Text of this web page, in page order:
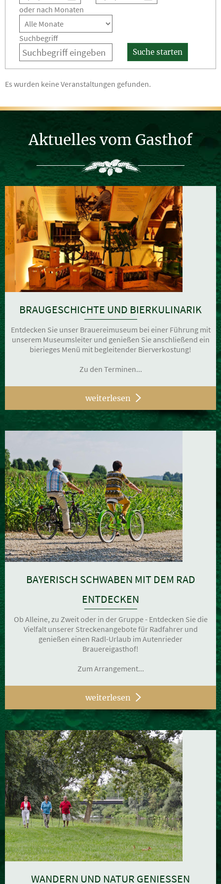
oder nach Monaten
Suchbegriff
Suche starten
Es wurden keine Veranstaltungen gefunden.
Aktuelles vom Gasthof
BRAUGESCHICHTE UND BIERKULINARIK
Entdecken Sie unser Brauereimuseum bei einer Führung mit
unserem Museumsleiter und genießen Sie anschließend ein
bierieges Menü mit begleitender Bierverkostung!
Zu den Terminen...
weiterlesen
BAYERISCH SCHWABEN MIT DEM RAD
ENTDECKEN
Ob Alleine, zu Zweit oder in der Gruppe - Entdecken Sie die
Vielfalt unserer Streckenangebote für Radfahrer und
genießen einen Radl-Urlaub im Autenrieder
Brauereigasthof!
Zum Arrangement...
weiterlesen
WANDERN UND NATUR GENIESSEN